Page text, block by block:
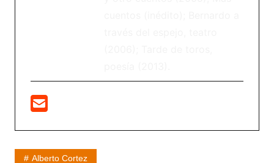
Alberto Cortez